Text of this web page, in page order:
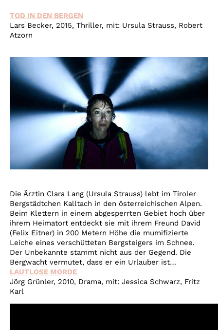
TOD IN DEN BERGEN
Lars Becker, 2015, Thriller, mit: Ursula Strauss, Robert
Atzorn
Die Ärztin Clara Lang (Ursula Strauss) lebt im Tiroler
Bergstädtchen Kalltach in den österreichischen Alpen.
Beim Klettern in einem abgesperrten Gebiet hoch über
ihrem Heimatort entdeckt sie mit ihrem Freund David
(Felix Eitner) in 200 Metern Höhe die mumifizierte
Leiche eines verschütteten Bergsteigers im Schnee.
Der Unbekannte stammt nicht aus der Gegend. Die
Bergwacht vermutet, dass er ein Urlauber ist…
LAUTLOSE MORDE
Jörg Grünler, 2010, Drama, mit: Jessica Schwarz, Fritz
Karl